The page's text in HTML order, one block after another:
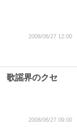
2008/06/27 12:00
歌謡界のクセ
2008/06/27 09:00